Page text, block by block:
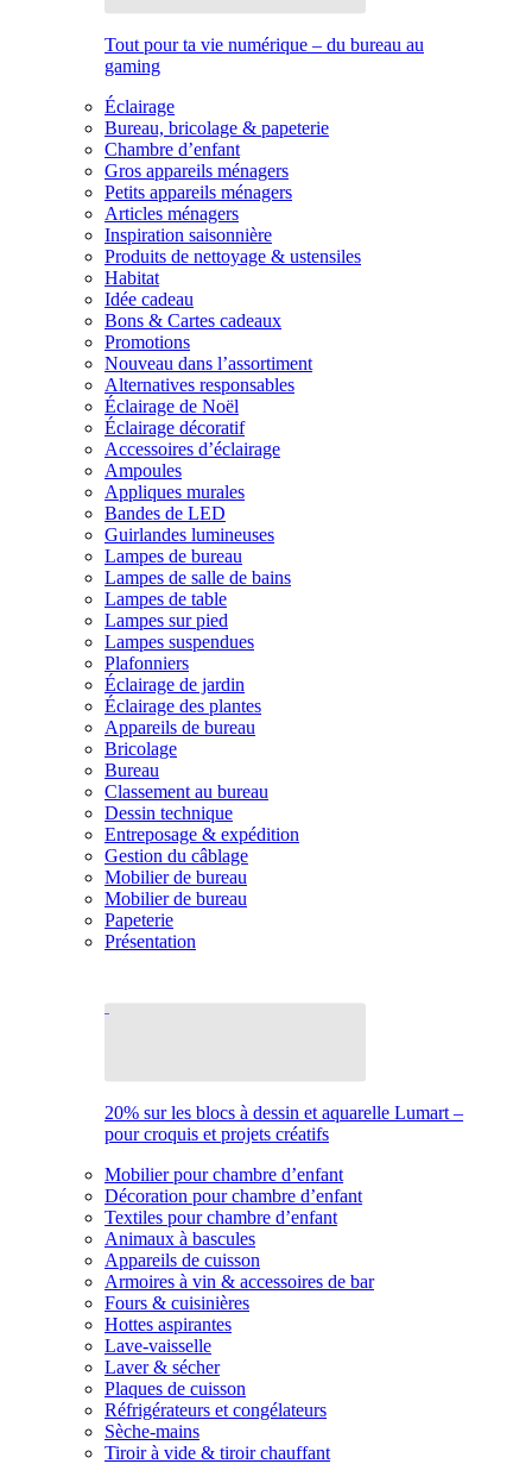
Tout pour ta vie numérique – du bureau au
gaming
Éclairage
Bureau, bricolage & papeterie
Chambre d’enfant
Gros appareils ménagers
Petits appareils ménagers
Articles ménagers
Inspiration saisonnière
Produits de nettoyage & ustensiles
Habitat
Idée cadeau
Bons & Cartes cadeaux
Promotions
Nouveau dans l’assortiment
Alternatives responsables
Éclairage de Noël
Éclairage décoratif
Accessoires d’éclairage
Ampoules
Appliques murales
Bandes de LED
Guirlandes lumineuses
Lampes de bureau
Lampes de salle de bains
Lampes de table
Lampes sur pied
Lampes suspendues
Plafonniers
Éclairage de jardin
Éclairage des plantes
Appareils de bureau
Bricolage
Bureau
Classement au bureau
Dessin technique
Entreposage & expédition
Gestion du câblage
Mobilier de bureau
Mobilier de bureau
Papeterie
Présentation
20% sur les blocs à dessin et aquarelle Lumart –
pour croquis et projets créatifs
Mobilier pour chambre d’enfant
Décoration pour chambre d’enfant
Textiles pour chambre d’enfant
Animaux à bascules
Appareils de cuisson
Armoires à vin & accessoires de bar
Fours & cuisinières
Hottes aspirantes
Lave-vaisselle
Laver & sécher
Plaques de cuisson
Réfrigérateurs et congélateurs
Sèche-mains
Tiroir à vide & tiroir chauffant